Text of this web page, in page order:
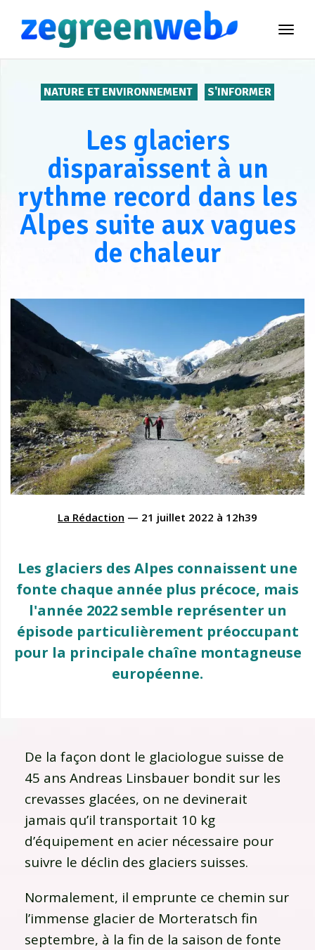
NATURE ET ENVIRONNEMENT S'INFORMER
Les glaciers
disparaissent à un
rythme record dans les
Alpes suite aux vagues
de chaleur
La Rédaction — 21 juillet 2022 à 12h39
Les glaciers des Alpes connaissent une
fonte chaque année plus précoce, mais
l'année 2022 semble représenter un
épisode particulièrement préoccupant
pour la principale chaîne montagneuse
européenne.
De la façon dont le glaciologue suisse de
45 ans Andreas Linsbauer bondit sur les
crevasses glacées, on ne devinerait
jamais qu’il transportait 10 kg
d’équipement en acier nécessaire pour
suivre le déclin des glaciers suisses.
Normalement, il emprunte ce chemin sur
l’immense glacier de Morteratsch fin
septembre, à la fin de la saison de fonte